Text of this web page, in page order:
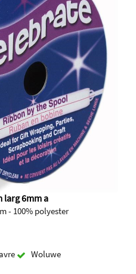
larg 6mm a
- 100% polyester
Woluwe